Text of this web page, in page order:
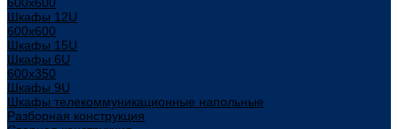
Шкафы 12U
600x600
Шкафы 15U
Шкафы 6U
600x350
Шкафы 9U
Шкафы телекоммуникационные напольные
Разборная конструкция